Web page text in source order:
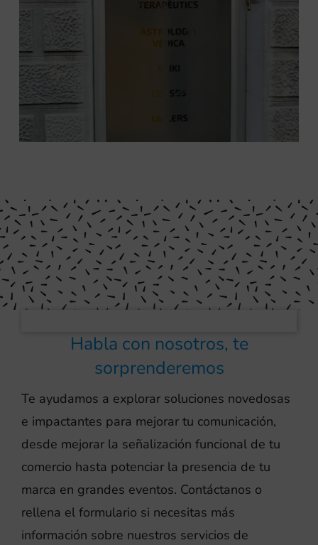
Habla con nosotros, te
sorprenderemos
Te ayudamos a explorar soluciones novedosas
e impactantes para mejorar tu comunicación,
desde mejorar la señalización funcional de tu
comercio hasta potenciar la presencia de tu
marca en grandes eventos. Contáctanos o
rellena el formulario si necesitas más
información sobre nuestros servicios de